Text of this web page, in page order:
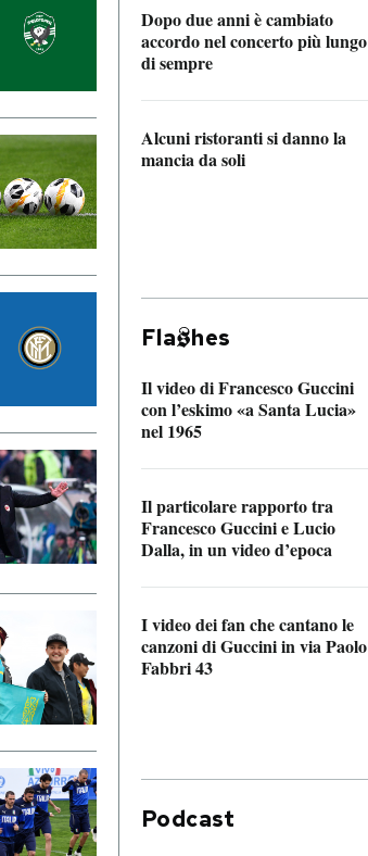
Dopo due anni è cambiato
accordo nel concerto più lungo
di sempre
Alcuni ristoranti si danno la
mancia da soli
Fla hes
Il video di Francesco Guccini
con l’eskimo «a Santa Lucia»
nel 1965
Il particolare rapporto tra
Francesco Guccini e Lucio
Dalla, in un video d’epoca
I video dei fan che cantano le
canzoni di Guccini in via Paolo
Fabbri 43
Podcast